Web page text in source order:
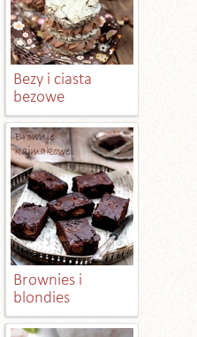
Bezy i ciasta
bezowe
Brownies i
blondies